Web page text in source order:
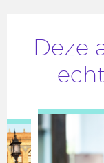
Deze